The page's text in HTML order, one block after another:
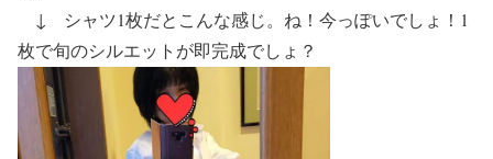
↓ シャツ1枚だとこんな感じ。ね！今っぽいでしょ！ 1
枚で旬のシルエットが即完成でしょ？